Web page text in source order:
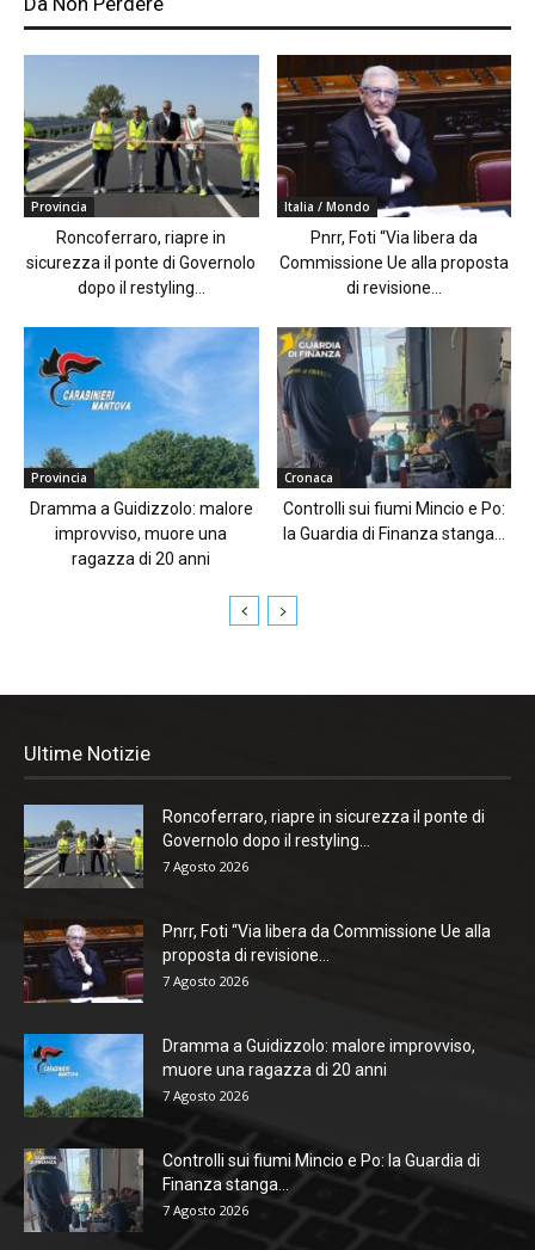
Provincia
Roncoferraro, riapre in
sicurezza il ponte di Governolo
dopo il restyling...
Italia / Mondo
Pnrr, Foti “Via libera da
Commissione Ue alla proposta
di revisione...
Provincia
Dramma a Guidizzolo: malore
improvviso, muore una
ragazza di 20 anni
Cronaca
Controlli sui fiumi Mincio e Po:
la Guardia di Finanza stanga...
Ultime Notizie
Roncoferraro, riapre in sicurezza il ponte di
Governolo dopo il restyling...
7 Agosto 2026
Pnrr, Foti “Via libera da Commissione Ue alla
proposta di revisione...
7 Agosto 2026
Dramma a Guidizzolo: malore improvviso,
muore una ragazza di 20 anni
7 Agosto 2026
Controlli sui fiumi Mincio e Po: la Guardia di
Finanza stanga...
7 Agosto 2026